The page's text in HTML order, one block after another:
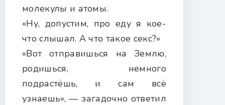
молекулы и атомы.
«Ну, допустим, про еду я кое-
что слышал. А что такое секс?»
«Вот отправишься на Землю,
родишься, немного
подрастёшь, и сам всё
узнаешь», — загадочно ответил